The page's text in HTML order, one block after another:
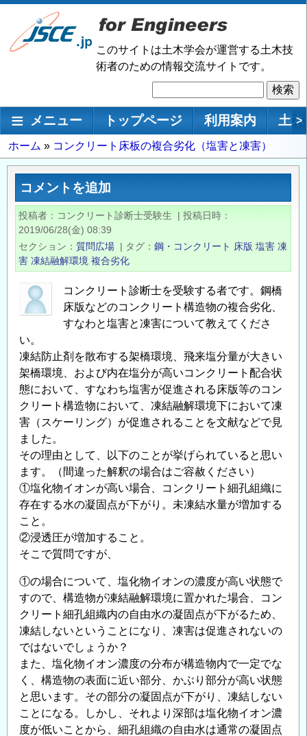
メ
ン
移
このサイトは土木学会が運営する土木技
術者のための情報交流サイトです。
索
メインナビゲーション
メニュー トップページ 利用案内 土 >
パ
ン
ず
ホーム コンクリート床板の複合劣化（塩害と凍害）
コメントを追加
投稿者 コンクリート診断士受験生 | 投稿日時
2019/06/28(金) 08:39
セクション
質問広場 | タグ 鋼・コンクリート 床版 塩害 凍
害 凍結融解環境 複合劣化
コンクリート診断士を受験する者です。鋼橋
床版などのコンクリート構造物の複合劣化、
すなわと塩害と凍害について教えてくださ
い。
凍結防止剤を散布する架橋環境、飛来塩分量が大きい
架橋環境、および内在塩分が高いコンクリート配合状
態において、すなわち塩害が促進される床版等のコン
クリート構造物において、凍結融解環境下において凍
害（スケーリング）が促進されることを文献などで見
ました。
その理由として、以下のことが挙げられていると思い
ます。（間違った解釈の場合はご容赦ください）
①塩化物イオンが高い場合、コンクリート細孔組織に
存在する水の凝固点が下がり。未凍結水量が増加する
こと。
②浸透圧が増加すること。
そこで質問ですが、
①の場合について、塩化物イオンの濃度が高い状態で
すので、構造物が凍結融解環境に置かれた場合、コン
クリート細孔組織内の自由水の凝固点が下がるため、
凍結しないということになり、凍害は促進されないの
ではないでしょうか？
また、塩化物イオン濃度の分布が構造物内で一定でな
く、構造物の表面に近い部分、かぶり部分が高い状態
と思います。その部分の凝固点が下がり、凍結しない
ことになる。しかし、それより深部は塩化物イオン濃
度が低いことから、細孔組織の自由水は通常の凝固点